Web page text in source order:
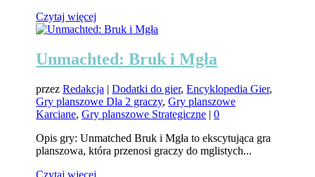
Czytaj więcej
Unmachted: Bruk i Mgła
przezRedakcja |Dodatki do gier,Encyklopedia Gier,
Gry planszowe Dla 2 graczy,Gry planszowe
Karciane,Gry planszowe Strategiczne |0
Opis gry: Unmatched Bruk i Mgła to ekscytująca gra
planszowa, która przenosi graczy do mglistych...
Czytaj więcej